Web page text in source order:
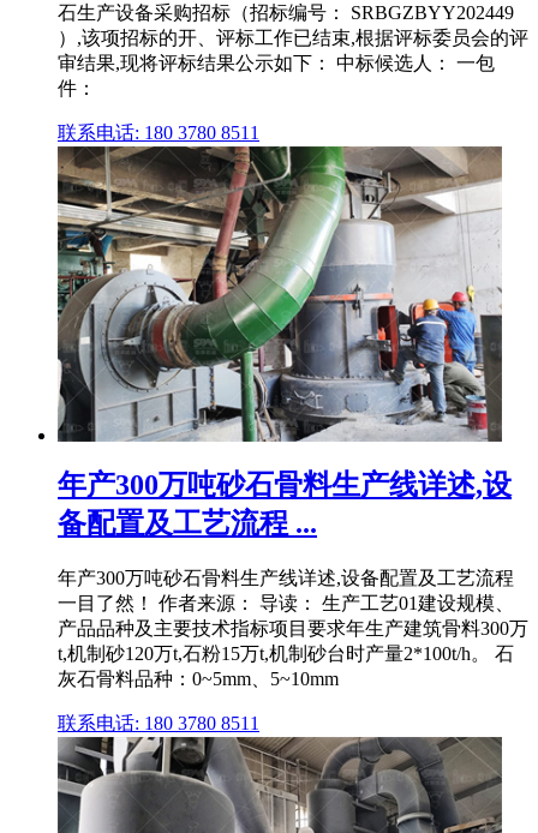
石生产设备采购招标（招标编号： SRBGZBYY202449
）,该项招标的开、评标工作已结束,根据评标委员会的评
审结果,现将评标结果公示如下： 中标候选人： 一包
件：
联系电话: 180 3780 8511
年产300万吨砂石骨料生产线详述,设
备配置及工艺流程 ...
年产300万吨砂石骨料生产线详述,设备配置及工艺流程
一目了然！ 作者来源： 导读： 生产工艺01建设规模、
产品品种及主要技术指标项目要求年生产建筑骨料300万
t,机制砂120万t,石粉15万t,机制砂台时产量2*100t/h。 石
灰石骨料品种：0~5mm、5~10mm
联系电话: 180 3780 8511